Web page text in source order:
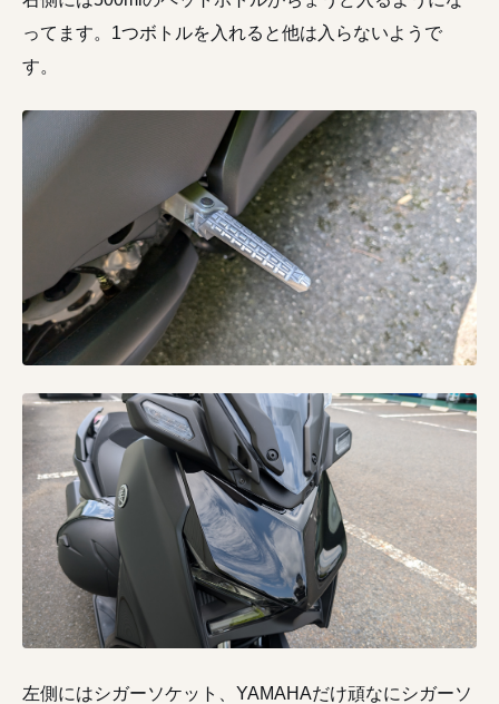
ってます。1つボトルを入れると他は入らないようで
す。
左側にはシガーソケット、YAMAHAだけ頑なにシガーソ